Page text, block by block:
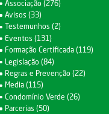
Associação (276)
Avisos (33)
Testemunhos (2)
Eventos (131)
Formação Certificada (119)
Legislação (84)
Regras e Prevenção (22)
Media (115)
Condomínio Verde (26)
Parcerias (50)